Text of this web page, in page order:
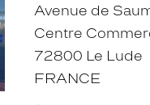
Avenue de
Centre
72800 Le Lude
FRANCE